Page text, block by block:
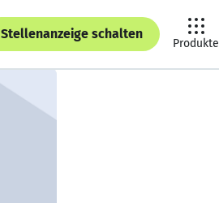
Stellenanzeige schalten
Produkte